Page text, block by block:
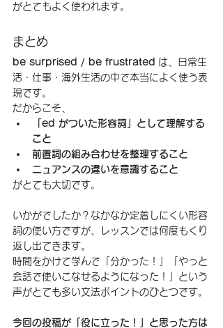
がとてもよく使われます。
まとめ
be surprised / be frustrated は、日常生
活・仕事・海外生活の中で本当によく使う表
現です。
だからこそ、
「ed がついた形容詞」として理解する
こと
前置詞の組み合わせを整理すること
ニュアンスの違いを意識すること
がとても大切です。
いかがでしたか？なかなか定着しにくい形容
詞の使い方ですが、レッスンでは何度もくり
返し出てきます。
時間をかけて学んで「分かった！」「やっと
会話で使いこなせるようになった！」という
声がとても多い文法ポイントのひとつです。
今回の投稿が「役に立った！」と思った方は